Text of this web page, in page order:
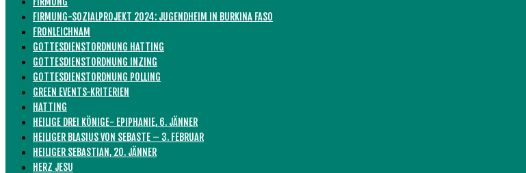
FIRMUNG-SOZIALPROJEKT 2024: JUGENDHEIM IN BURKINA FASO
FRONLEICHNAM
GOTTESDIENSTORDNUNG HATTING
GOTTESDIENSTORDNUNG INZING
GOTTESDIENSTORDNUNG POLLING
GREEN EVENTS-KRITERIEN
HATTING
HEILIGE DREI KÖNIGE- EPIPHANIE, 6. JÄNNER
HEILIGER BLASIUS VON SEBASTE – 3. FEBRUAR
HEILIGER SEBASTIAN, 20. JÄNNER
HERZ JESU